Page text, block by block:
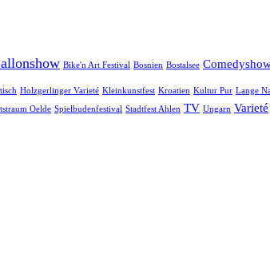
Bike'n Art Festival Bosnien Bostalsee
Holzgerlinger Varieté Kleinkunstfest Kroatien Kultur Pur Lange
Oelde Spielbudenfestival Stadtfest Ahlen TV Ungarn Varieté